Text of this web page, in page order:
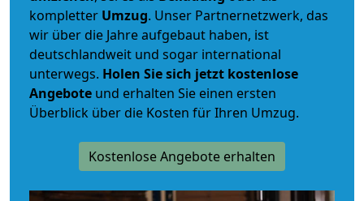
kompletter Umzug. Unser Partnernetzwerk, das
wir über die Jahre aufgebaut haben, ist
deutschlandweit und sogar international
unterwegs. Holen Sie sich jetzt kostenlose
Angebote und erhalten Sie einen ersten
Überblick über die Kosten für Ihren Umzug.
Kostenlose Angebote erhalten